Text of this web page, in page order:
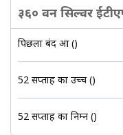
३६० वन सिल्वर
पिछला बंद हुआ (₹)
52 सप्ताह का उच्च (₹)
52 सप्ताह का निम्न (₹)